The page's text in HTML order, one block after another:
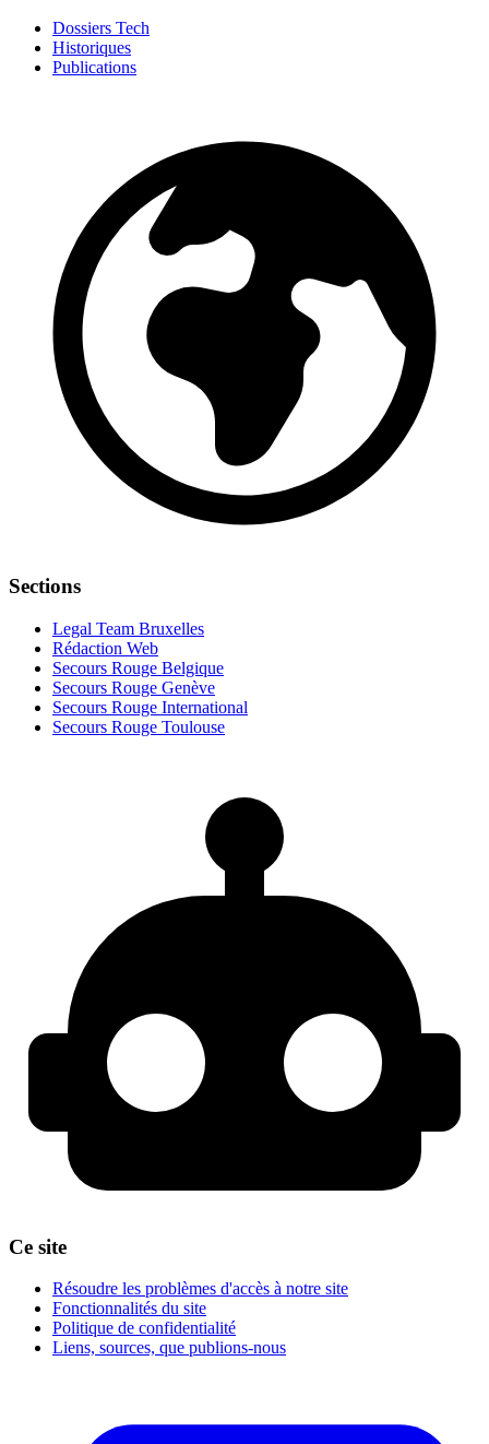
Dossiers Tech
Historiques
Publications
Sections
Legal Team Bruxelles
Rédaction Web
Secours Rouge Belgique
Secours Rouge Genève
Secours Rouge International
Secours Rouge Toulouse
Ce site
Résoudre les problèmes d'accès à notre site
Fonctionnalités du site
Politique de confidentialité
Liens, sources, que publions-nous